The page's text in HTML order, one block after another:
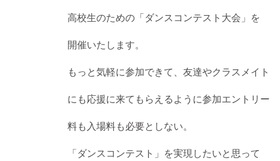
高校生のための「ダンスコンテスト大会」を
開催いたします。
もっと気軽に参加できて、友達やクラスメイト
にも応援に来てもらえるように参加エントリー
料も入場料も必要としない。
「ダンスコンテスト」を実現したいと思って